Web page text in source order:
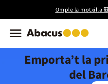
Omple la motxilla
Emporta’t la
del